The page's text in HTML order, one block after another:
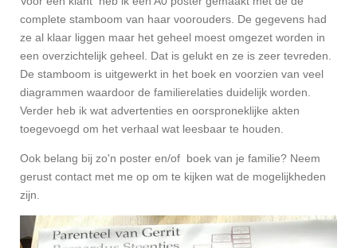
complete stamboom van haar voorouders. De gegevens had
ze al klaar liggen maar het geheel moest omgezet worden in
een overzichtelijk geheel. Dat is gelukt en ze is zeer tevreden.
De stamboom is uitgewerkt in het boek en voorzien van veel
diagrammen waardoor de familierelaties duidelijk worden.
Verder heb ik wat advertenties en oorsproneklijke akten
toegevoegd om het verhaal wat leesbaar te houden.
Ook belang bij zo'n poster en/of boek van je familie? Neem
gerust contact met me op om te kijken wat de mogelijkheden
zijn.